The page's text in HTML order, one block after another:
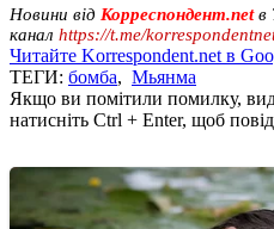
Новини від Корреспондент.netв
канал https://t.me/
Читайте Korrespondent.net в
ТЕГИ: бомба, Мьянма
Якщо ви помітили помилку,
натисніть Ctrl + Enter, щоб